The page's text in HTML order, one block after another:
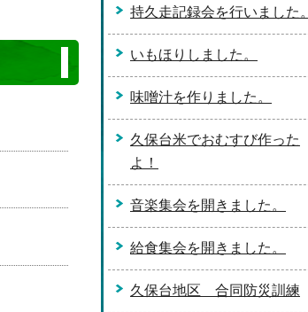
持久走記録会を行いました。
いもほりしました。
味噌汁を作りました。
久保台米でおむすび作った
よ！
音楽集会を開きました。
給食集会を開きました。
久保台地区 合同防災訓練